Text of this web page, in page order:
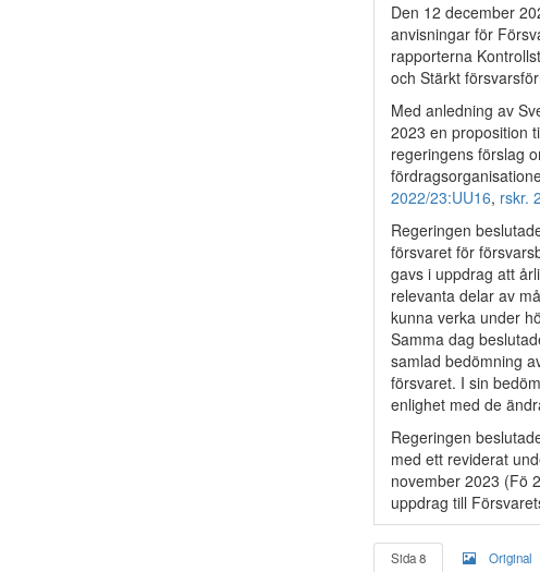
Den 12 december
anvisningar för
rapporterna
och Stärkt
Med anledning av
2023 en proposition
regeringens förslag
2022/23:UU16, rskr.
Regeringen
försvaret för
gavs i uppdrag att
relevanta delar av
kunna verka under
Samma dag
samlad bedömning
försvaret. I sin
enlighet med de
Regeringen
med ett reviderat
november 2023 (Fö
uppdrag till
Sida 8 Original